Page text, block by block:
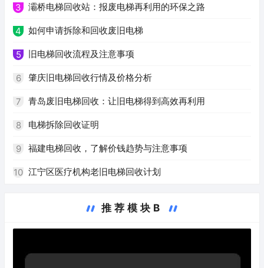
3 灞桥电梯回收站：报废电梯再利用的环保之路
4 如何申请拆除和回收废旧电梯
5 旧电梯回收流程及注意事项
6 肇庆旧电梯回收行情及价格分析
7 青岛废旧电梯回收：让旧电梯得到高效再利用
8 电梯拆除回收证明
9 福建电梯回收，了解价钱趋势与注意事项
10 江宁区医疗机构老旧电梯回收计划
推荐模块B